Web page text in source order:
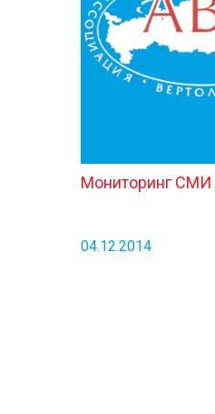
КОНТАКТЫ
Мониторинг СМИ
04.12.2014